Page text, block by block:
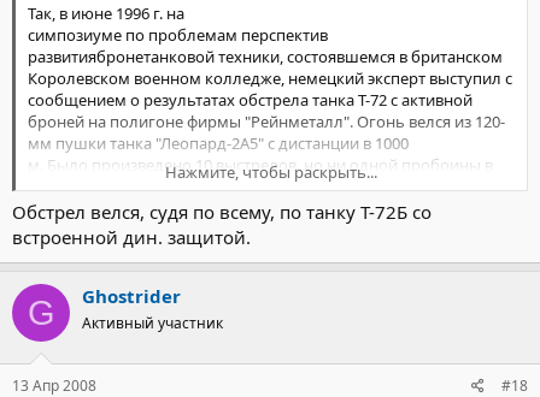
Так, в июне 1996 г. на
симпозиуме по проблемам перспектив
развитиябронетанковой техники, состоявшемся в британском
Королевском военном колледже, немецкий эксперт выступил с
сообщением о результатах обстрела танка Т-72 с активной
броней на полигоне фирмы "Рейнметалл". Огонь велся из 120-
мм пушки танка "Леопард-2А5" с дистанции в 1000
м. Было произведено 10 выстрелов, но ни одной пробоины в
лобовой броне сделать не удалось.
Нажмите, чтобы раскрыть...
Обстрел велся, судя по всему, по танку Т-72Б со
встроенной дин. защитой.
G Ghostrider
Активный участник
13 Апр 2008 #18